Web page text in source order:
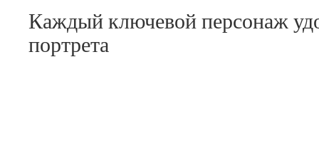
Каждый ключевой персонаж
портрета